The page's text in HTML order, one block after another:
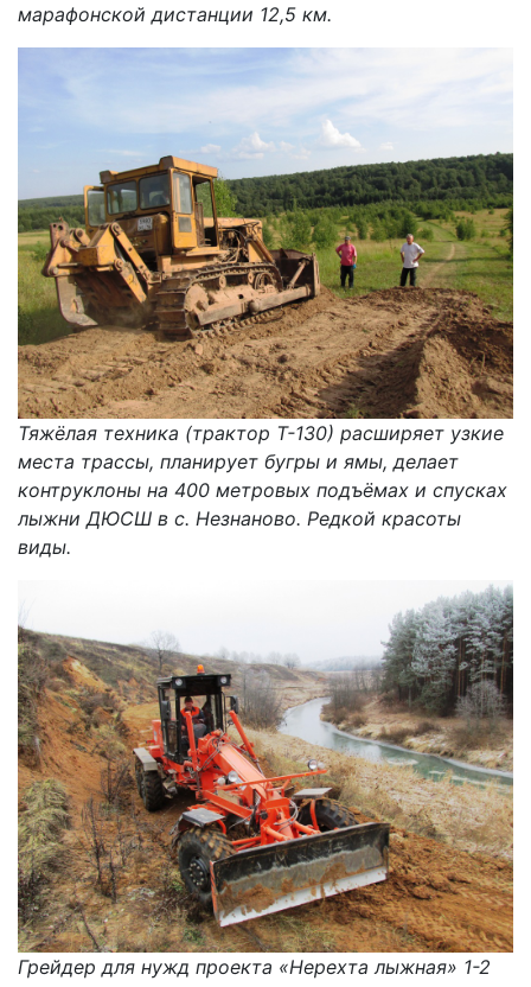
марафонской дистанции 12,5 км.
Тяжёлая техника (трактор Т-130) расширяет узкие
места трассы, планирует бугры и ямы, делает
контруклоны на 400 метровых подъёмах и спусках
лыжни ДЮСШ в с. Незнаново. Редкой красоты
виды.
Грейдер для нужд проекта «Нерехта лыжная» 1-2